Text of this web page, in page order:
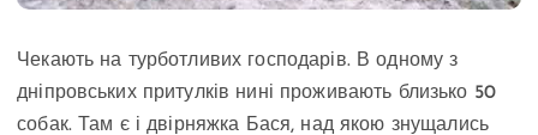
Чекають на турботливих господарів. В одному з
дніпровських притулків нині проживають близько 50
собак. Там є і двірняжка Бася, над якою знущались